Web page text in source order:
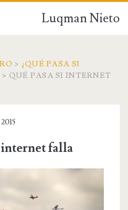
Luqman Nieto
> ¿QUÉ PASA SI
> QUÉ PASA SI INTERNET
internet falla